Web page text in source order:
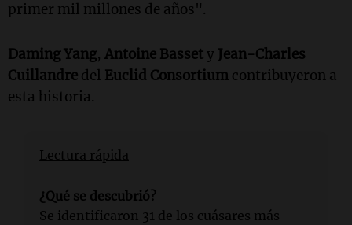
primer mil millones de años".
Daming Yang, Antoine Bassety Jean-Charles
Cuillandre del Euclid Consortium contribuyeron a
esta historia.
Lectura rápida
¿Qué se descubrió?
Se identificaron 31 de los cuásares más